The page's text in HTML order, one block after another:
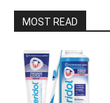
MOST READ